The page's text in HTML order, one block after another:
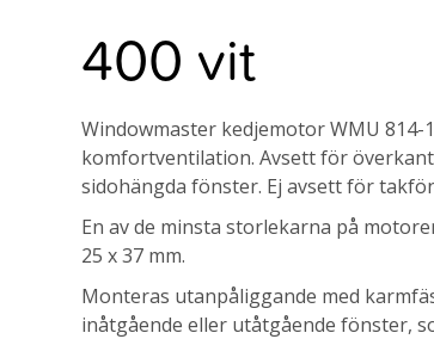
400 vit
Windowmaster kedjemotor WMU 814-
komfortventilation. Avsett för
sidohängda fönster. Ej avsett för
En av de minsta storlekarna på
25 x 37 mm.
Monteras utanpåliggande med
inåtgående eller utåtgående fönster,